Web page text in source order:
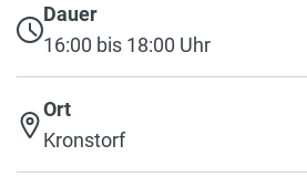
Dauer
16:00 bis 18:00 Uhr
Ort
Kronstorf